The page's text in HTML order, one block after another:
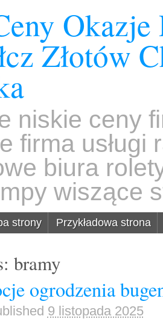
Złotów
niskie ceny
firma usługi
biura
wiszące
strony Przykładowa strona
bramy
ogrodzenia
9 listopada 2025